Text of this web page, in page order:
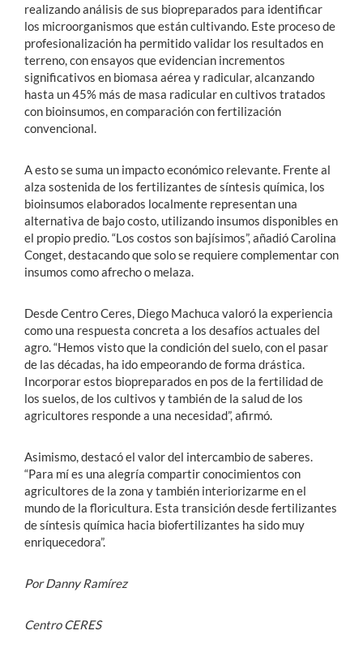
realizando análisis de sus biopreparados para identificar
los microorganismos que están cultivando. Este proceso de
profesionalización ha permitido validar los resultados en
terreno, con ensayos que evidencian incrementos
significativos en biomasa aérea y radicular, alcanzando
hasta un 45% más de masa radicular en cultivos tratados
con bioinsumos, en comparación con fertilización
convencional.
A esto se suma un impacto económico relevante. Frente al
alza sostenida de los fertilizantes de síntesis química, los
bioinsumos elaborados localmente representan una
alternativa de bajo costo, utilizando insumos disponibles en
el propio predio. “Los costos son bajísimos”, añadió Carolina
Conget, destacando que solo se requiere complementar con
insumos como afrecho o melaza.
Desde Centro Ceres, Diego Machuca valoró la experiencia
como una respuesta concreta a los desafíos actuales del
agro. “Hemos visto que la condición del suelo, con el pasar
de las décadas, ha ido empeorando de forma drástica.
Incorporar estos biopreparados en pos de la fertilidad de
los suelos, de los cultivos y también de la salud de los
agricultores responde a una necesidad”, afirmó.
Asimismo, destacó el valor del intercambio de saberes.
“Para mí es una alegría compartir conocimientos con
agricultores de la zona y también interiorizarme en el
mundo de la floricultura. Esta transición desde fertilizantes
de síntesis química hacia biofertilizantes ha sido muy
enriquecedora”.
Por Danny Ramírez
Centro CERES